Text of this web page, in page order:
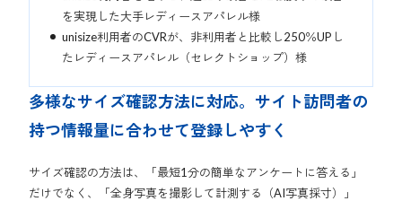
を実現した大手レディースアパレル様
unisize利用者のCVRが、非利用者と比較し250％UPし
たレディースアパレル（セレクトショップ）様
多様なサイズ確認方法に対応。サイト訪問者の
持つ情報量に合わせて登録しやすく
サイズ確認の方法は、「最短1分の簡単なアンケートに答える」
だけでなく、「全身写真を撮影して計測する（AI写真採寸）」